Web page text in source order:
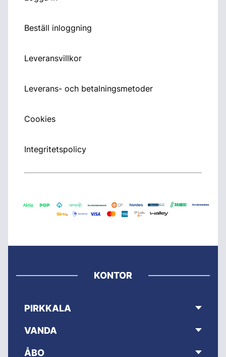
Beställ inloggning
Leveransvillkor
Leverans- och betalningsmetoder
Cookies
Integritetspolicy
KONTOR
PIRKKALA
VANDA
ÅBO